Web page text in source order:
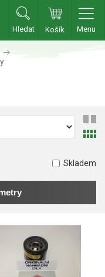
Hledat Košík Menu
Skladem